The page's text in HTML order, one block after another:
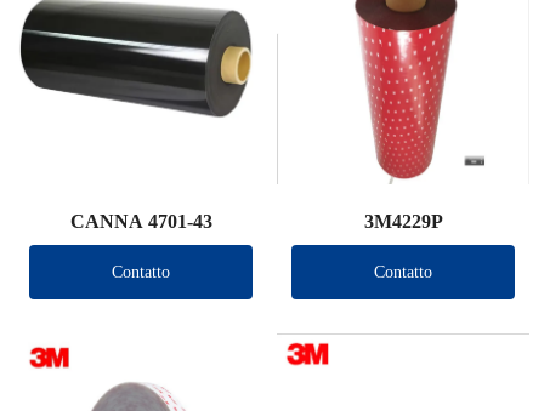
CANNA 4701-43
Contatto
3M4229P
Contatto